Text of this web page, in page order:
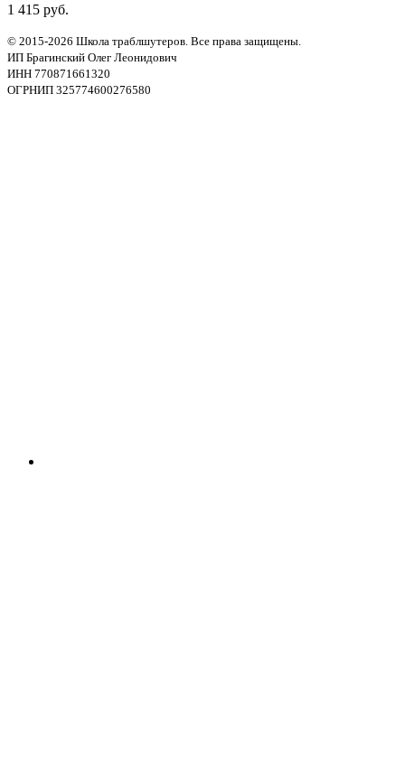
1 415 руб.
© 2015-2026 Школа траблшутеров. Все права защищены.
ИП Брагинский Олег Леонидович
ИНН 770871661320
ОГРНИП 325774600276580